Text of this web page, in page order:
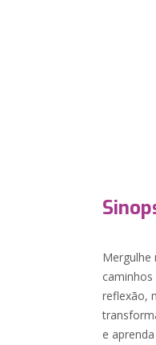
Mergulhe
reflexão,
e